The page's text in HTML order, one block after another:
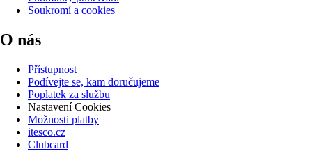
Soukromí a cookies
O nás
Přístupnost
Podívejte se, kam doručujeme
Poplatek za službu
Nastavení Cookies
Možnosti platby
itesco.cz
Clubcard